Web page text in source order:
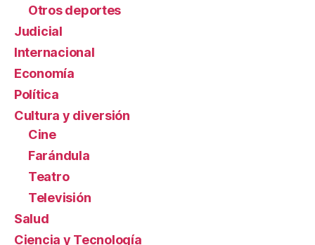
Otros deportes
Judicial
Internacional
Economía
Política
Cultura y diversión
Cine
Farándula
Teatro
Televisión
Salud
Ciencia y Tecnología